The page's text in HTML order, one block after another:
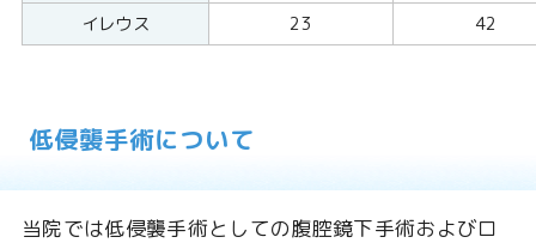
イレウス
23 42
低侵襲手術について
当院では低侵襲手術としての腹腔鏡下手術およびロ